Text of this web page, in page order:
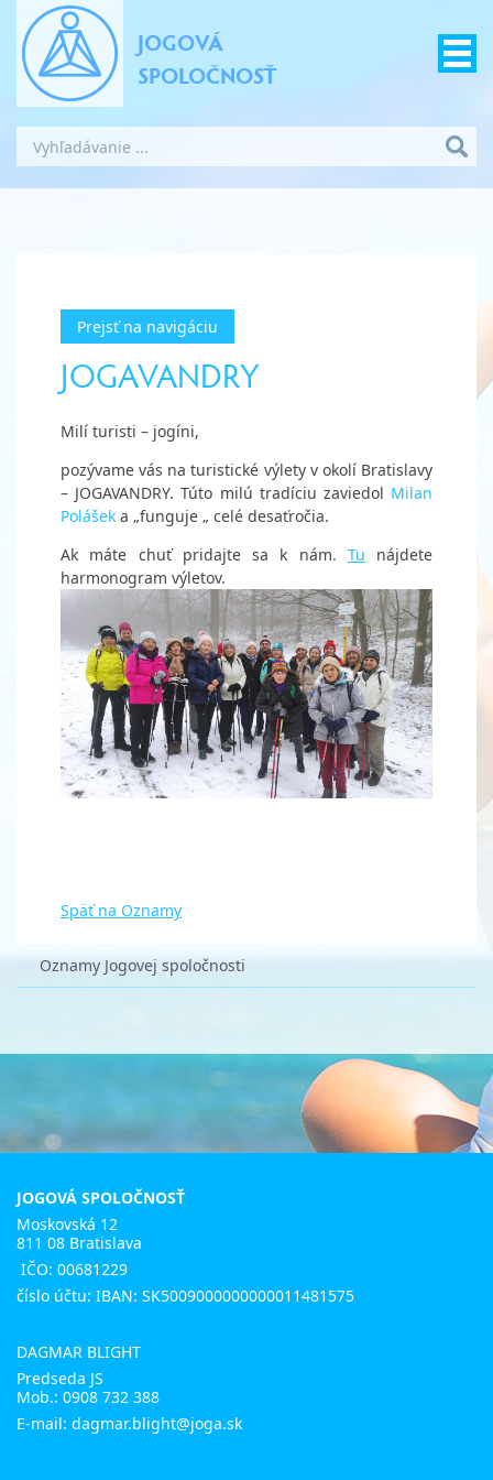
JOGOVÁ
SPOLOČNOSŤ
Prejsť na navigáciu
JOGAVANDRY
Milí turisti – jogíni,
pozývame vás na turistické výlety v okolí Bratislavy
– JOGAVANDRY. Túto milú tradíciu zaviedol Milan
Polášek a „funguje „ celé desaťročia.
Ak máte chuť pridajte sa k nám. Tu nájdete
harmonogram výletov.
Späť na Oznamy
Oznamy Jogovej spoločnosti
JOGOVÁ SPOLOČNOSŤ
Moskovská 12
811 08 Bratislava
IČO: 00681229
číslo účtu: IBAN: SK5009000000000011481575
DAGMAR BLIGHT
Predseda JS
Mob.: 0908 732 388
E-mail: dagmar.blight@joga.sk